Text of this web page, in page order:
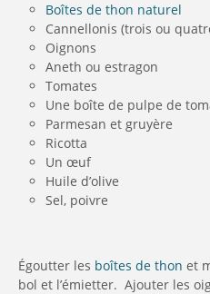
Boîtes de thon naturel
Cannellonis (trois ou
Oignons
Aneth ou estragon
Tomates
Une boîte de pulpe de
Parmesan et gruyère
Ricotta
Un œuf
Huile d’olive
Sel, poivre
Égoutter les boîtes de thon et
bol et l’émietter. Ajouter les